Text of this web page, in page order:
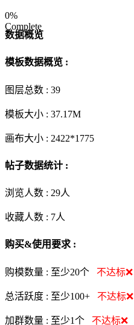
0%
Complete
数据概览
模板数据概览 :
图层总数 : 39
模板大小 : 37.17M
画布大小 : 2422*1775
帖子数据统计 :
浏览人数 : 29人
收藏人数 : 7人
购买&使用要求 :
购模数量 : 至少20个 不达标❌
总活跃度 : 至少100+ 不达标❌
加群数量 : 至少1个 不达标❌